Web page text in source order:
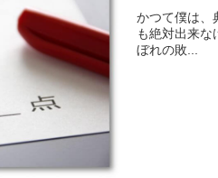
かつて僕は、
も絶対出来な
ぼれの敗...